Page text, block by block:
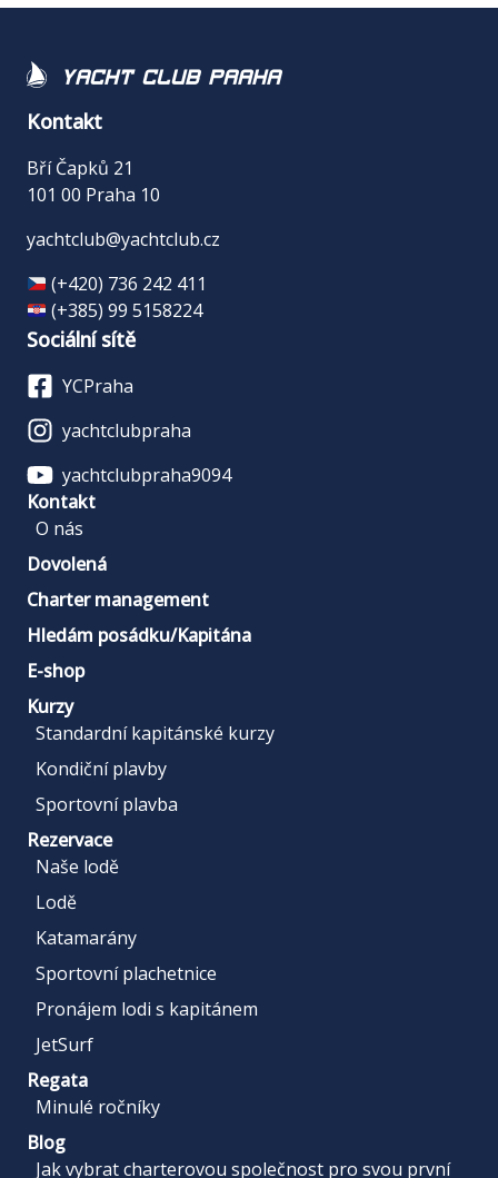
Yacht Club Praha
Kontakt
Bří Čapků 21
101 00 Praha 10
yachtclub@yachtclub.cz
(+420) 736 242 411
(+385) 99 5158224
Sociální sítě
YCPraha
yachtclubpraha
yachtclubpraha9094
Kontakt
O nás
Dovolená
Charter management
Hledám posádku/Kapitána
E-shop
Kurzy
Standardní kapitánské kurzy
Kondiční plavby
Sportovní plavba
Rezervace
Naše lodě
Lodě
Katamarány
Sportovní plachetnice
Pronájem lodi s kapitánem
JetSurf
Regata
Minulé ročníky
Blog
Jak vybrat charterovou společnost pro svou první